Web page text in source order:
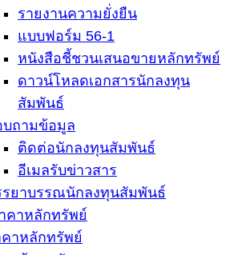
รายงานความยั่งยืน
แบบฟอร์ม 56-1
หนังสือชี้ชวนเสนอขายหลักทรัพย์
ดาวน์โหลดเอกสารนักลงทุน
สัมพันธ์
บถามข้อมูล
ติดต่อนักลงทุนสัมพันธ์
อีเมลรับข่าวสาร
รยาบรรณนักลงทุนสัมพันธ์
คาหลักทรัพย์
คาหลักทรัพย์